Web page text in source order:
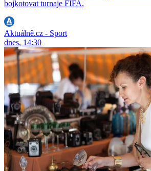
bojkotovat turnaje FIFA.
Aktuálně.cz - Sport
dnes, 14:30